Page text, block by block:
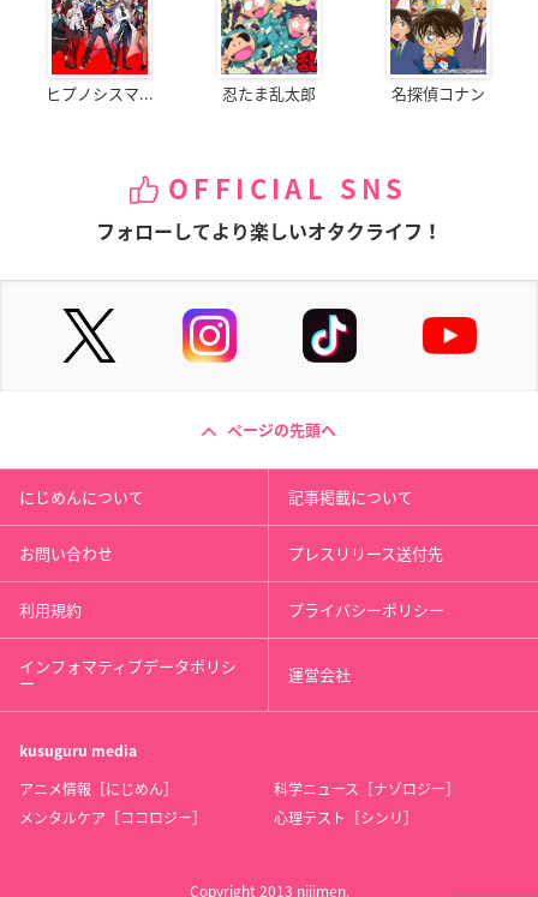
ヒプノシスマ... 忍たま乱太郎 名探偵コナン
OFFICIAL SNS
フォローしてより楽しいオタクライフ！
ページの先頭へ
にじめんについて 記事掲載について
お問い合わせ プレスリリース送付先
利用規約 プライバシーポリシー
インフォマティブデータポリシ
ー 運営会社
kusuguru media
アニメ情報［にじめん］
科学ニュース［ナゾロジー］
メンタルケア［ココロジー］
心理テスト［シンリ］
Copyright 2013 nijimen.